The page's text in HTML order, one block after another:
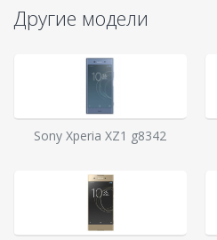
Другие модели
Sony Xperia XZ1 g8342